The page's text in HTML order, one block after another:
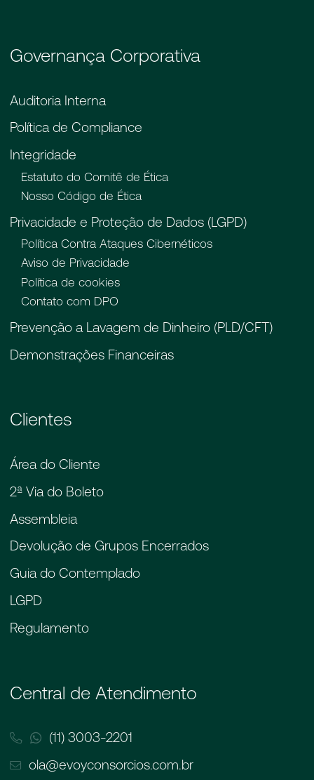
Governança Corporativa
Auditoria Interna
Política de Compliance
Integridade
Estatuto do Comitê de Ética
Nosso Código de Ética
Privacidade e Proteção de Dados (LGPD)
Política Contra Ataques Cibernéticos
Aviso de Privacidade
Política de cookies
Contato com DPO
Prevenção a Lavagem de Dinheiro (PLD/CFT)
Demonstrações Financeiras
Clientes
Área do Cliente
2ª Via do Boleto
Assembleia
Devolução de Grupos Encerrados
Guia do Contemplado
LGPD
Regulamento
Central de Atendimento
(11) 3003-2201
ola@evoyconsorcios.com.br